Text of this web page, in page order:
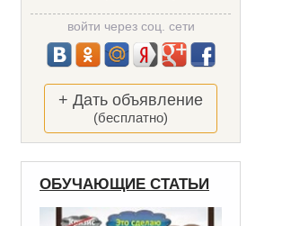
войти через соц. сети
+ Дать объявление
(бесплатно)
ОБУЧАЮЩИЕ СТАТЬИ